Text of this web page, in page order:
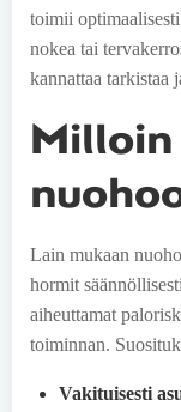
toimii
nokea tai
kannattaa tarkistaa
Milloin
Lain mukaan
hormit
aiheuttamat
toiminnan.
Vakituisesti